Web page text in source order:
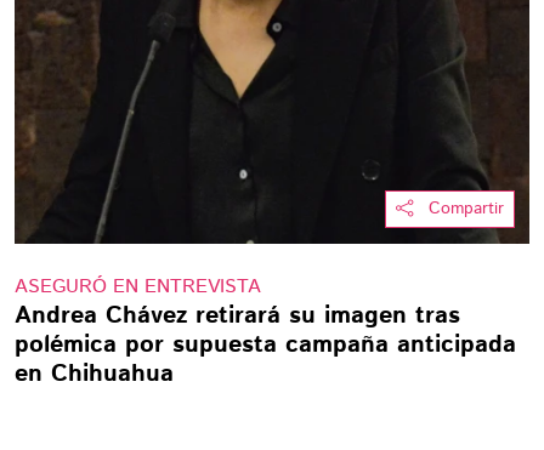
Compartir
ASEGURÓ EN ENTREVISTA
Andrea Chávez retirará su imagen tras
polémica por supuesta campaña anticipada
en Chihuahua